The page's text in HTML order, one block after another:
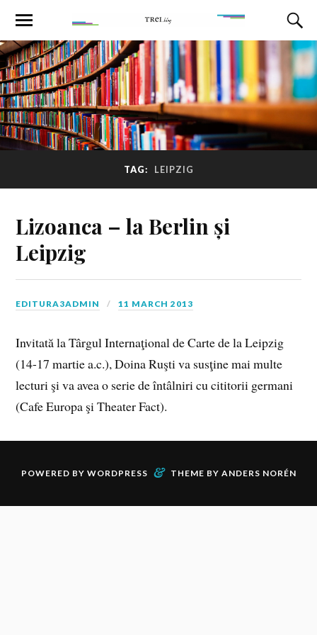
TAG: LEIPZIG
Lizoanca – la Berlin și
Leipzig
EDITURA3ADMIN 11 MARCH 2013
Invitată la Târgul Internaţional de Carte de la Leipzig
(14-17 martie a.c.), Doina Ruşti va susţine mai multe
lecturi şi va avea o serie de întâlniri cu cititorii germani
(Cafe Europa şi Theater Fact).
POWERED BY WORDPRESS & THEME BY ANDERS NORÉN